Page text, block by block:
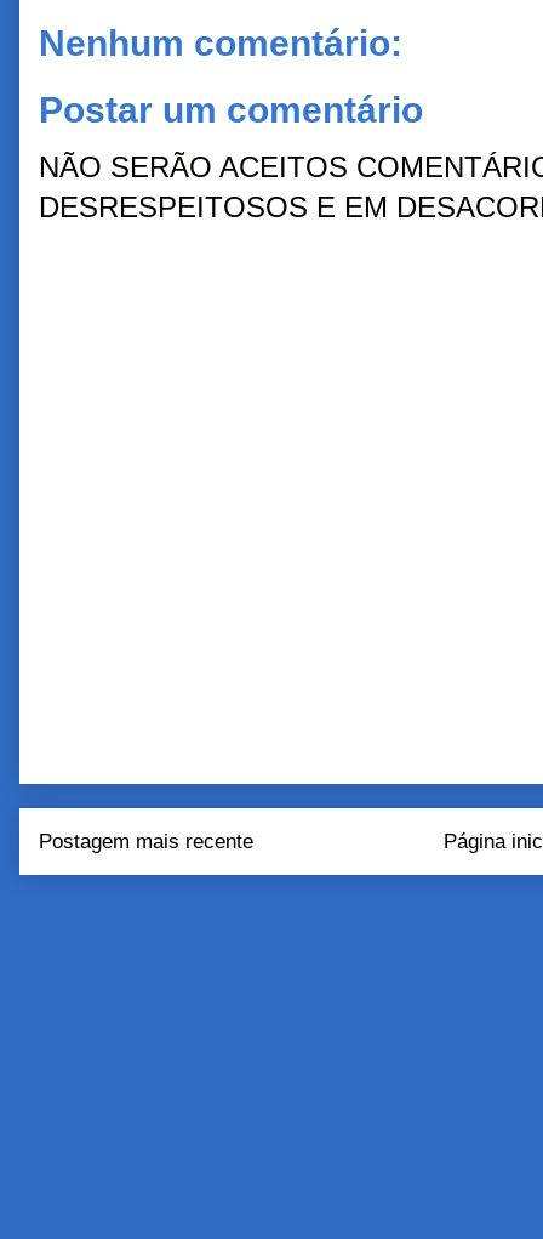
Nenhum comentário:
Postar um comentário
NÃO SERÃO ACEITOS
DESRESPEITOSOS E EM
Postagem mais recente Página